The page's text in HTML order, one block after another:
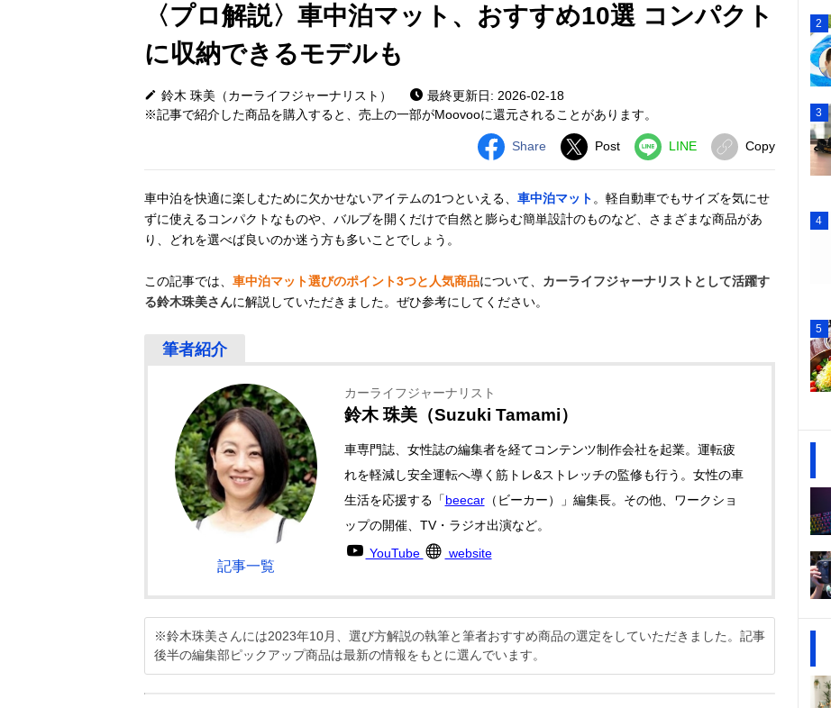
〈プロ解説〉車中泊マット、おすすめ10選 コンパクト
に収納できるモデルも
鈴木 珠美（カーライフジャーナリスト）
最終更新日: 2026-02-18
※記事で紹介した商品を購入すると、売上の一部がMoovooに還元されることがあります。
Share Post LINE Copy
車中泊を快適に楽しむために欠かせないアイテムの1つといえる、 車中泊マット 。軽自動車でもサイズを気にせ
ずに使えるコンパクトなものや、バルブを開くだけで自然と膨らむ簡単設計のものなど、さまざまな商品があ
り、どれを選べば良いのか迷う方も多いことでしょう。
この記事では、 車中泊マット選びのポイント3つと人気商品について、 カーライフジャーナリストとして活躍す
る鈴木珠美さんに解説していただきました。ぜひ参考にしてください。
記事一覧
カーライフジャーナリスト
鈴木 珠美（Suzuki Tamami）
車専門誌、女性誌の編集者を経てコンテンツ制作会社を起業。運転疲
れを軽減し安全運転へ導く筋トレ&ストレッチの監修も行う。女性の車
生活を応援する「beecar（ビーカー）」編集長。その他、ワークショ
ップの開催、TV・ラジオ出演など。
YouTube
website
※鈴木珠美さんには2023年10月、選び方解説の執筆と筆者おすすめ商品の選定をしていただきました。記事
後半の編集部ピックアップ商品は最新の情報をもとに選んでいます。
2
3
4
5